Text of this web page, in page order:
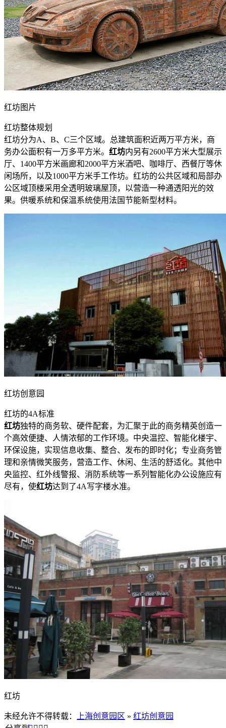
红坊图片
红坊整体规划
红坊分为A、B、C三个区域。总建筑面积近两万平方米，商
务办公面积有一万多平方米。 红坊内另有2600平方米大型展示
厅、1400平方米画廊和2000平方米酒吧、咖啡厅、西餐厅等休
闲场所，以及1000平方米手工作坊。红坊的公共区域和局部办
公区域顶楼采用全透明玻璃屋顶，以营造一种通透阳光的效
果。供暖系统和保温系统使用法国节能新型材料。
红坊创意园
红坊的4A标准
红坊独特的商务软、硬件配套，为汇聚于此的商务精英创造一
个高效便捷、人情浓郁的工作环境。中央温控、智能化楼宇、
环保设施，实现信息收集、整合、发布的即时化；专业商务管
理和亲情微笑服务，营造工作、休闲、生活的舒适化。其他中
央监控、红外线警报、消防系统等一系列智能化办公设施应有
尽有，使红坊达到了4A写字楼水准。
红坊
未经允许不得转载： 上海创意园区 » 红坊创意园